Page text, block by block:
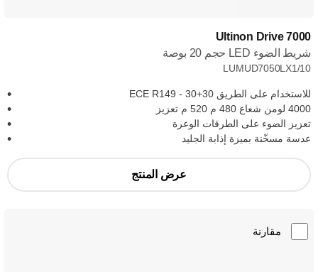
Ultinon Drive 7000
شريط الضوء LED حجم 20 بوصة
LUMUD7050LX1/10
للاستخدام على الطريق ECE R149 - 30+30
4000 لومن شعاع 480 م 520 م تعزيز
تعزيز الضوء على الطرقات الوعرة
عدسة مسخّنة بميزة إذابة الجليد
عرض المنتج
مقارنة